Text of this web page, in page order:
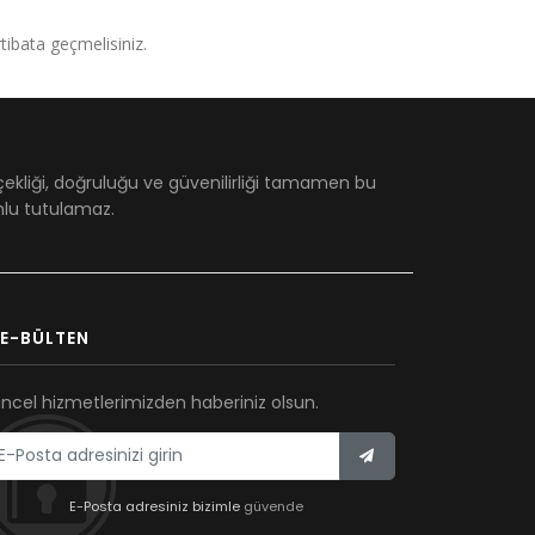
geçmelisiniz.
doğruluğu ve güvenilirliği tamamen bu
tutulamaz.
E-BÜLTEN
hizmetlerimizden haberiniz olsun.
E-Posta adresiniz bizimle güvende